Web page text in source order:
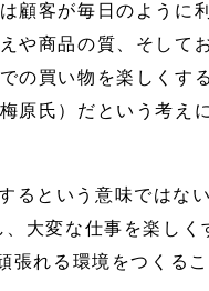
顧客が毎日のように
や商品の質、そして
の買い物を楽しくす
原氏）だという考え
るという意味ではな
大変な仕事を楽し
張れる環境をつくる